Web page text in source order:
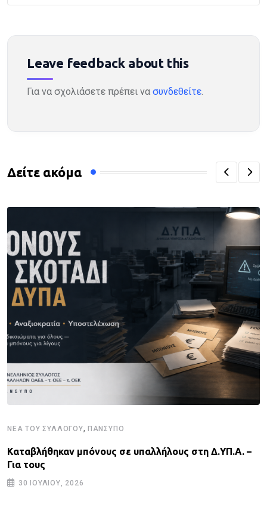
Leave feedback about this
Για να σχολιάσετε πρέπει να συνδεθείτε.
Δείτε ακόμα
ΝΈΑ ΤΟΥ ΣΥΛΛΌΓΟΥ, ΠΑΝΣΥΠΟ
Καταβλήθηκαν μπόνους σε υπαλλήλους στη Δ.ΥΠ.Α. –
Για τους
30 ΙΟΥΛΊΟΥ, 2026